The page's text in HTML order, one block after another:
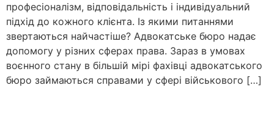
професіоналізм, відповідальність і індивідуальний
підхід до кожного клієнта. Із якими питаннями
звертаються найчастіше? Адвокатське бюро надає
допомогу у різних сферах права. Зараз в умовах
воєнного стану в більшій мірі фахівці адвокатського
бюро займаються справами у сфері військового […]